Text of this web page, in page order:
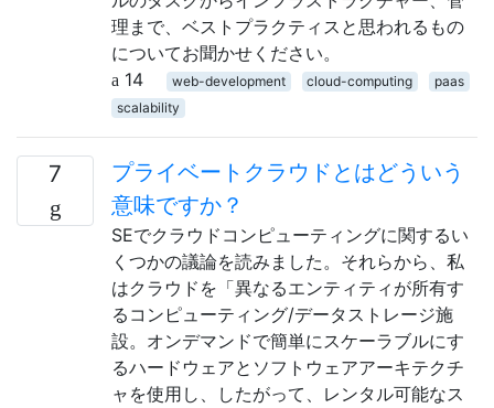
理まで、ベストプラクティスと思われるもの
についてお聞かせください。
14
web-development cloud-computing
paas
scalability
7
プライベートクラウドとはどういう
意味ですか？
SEでクラウドコンピューティングに関するい
くつかの議論を読みました。それらから、私
はクラウドを「異なるエンティティが所有す
るコンピューティング/データストレージ施
設。オンデマンドで簡単にスケーラブルにす
るハードウェアとソフトウェアアーキテクチ
ャを使用し、したがって、レンタル可能なス